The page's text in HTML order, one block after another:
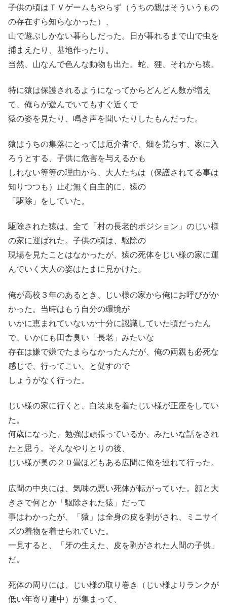
子供の頃はＴＶゲームもやらず（うちの親はそういうもの
の存在すら知らなかった）、
山で遊ぶしかない暮らしだった。日が暮れるまで山で虫を
捕まえたり、基地作ったり。
当然、山なんで色んな動物も出た。蛇、狸、それから猿。
特に猿は保護されるようになってからどんどん数が増え
て、俺らが遊んでいてもすぐ近くで
猿の姿を見たり、鳴き声を聞いたりしたもんだった。
猿はうちの集落にとっては厄介者で、畑を荒らす、家に入
ろうとする、子供に危害を与えるかも
しれない等等の理由から、大人たちは（保護されてる事は
知りつつも）止む無く自主的に、猿の
「駆除」をしていた。
駆除された猿は、全て「村の長老的ポジション」のじい様
の家に運ばれた。子供の頃は、駆除の
現場を見たことはなかったが、猿の死体をじい様の家に運
んでいく大人の姿はたまに見かけた。
俺が高校３年のあるとき、じい様の家から俺にお呼びがか
かった。当時はもう自分の環境が
いかに恵まれていないか十分に認識していた頃だったん
で、いかにも田舎臭い「長老」みたいな
存在は嫌で嫌でたまらなかったんだが、俺の両親も必死な
感じで、行ってこい、と促すので
しょうがなく行った。
じい様の家に行くと、白装束を着たじい様が正座をしてい
た。
何歳になった、勉強は頑張っているか、みたいな話をされ
たと思う。そんなやりとりの後、
じい様が奥の２０畳ほどもある広間に俺を連れて行った。
広間の中央には、気味の悪い死体が転がっていた。顔と大
きさで何とか「駆除された猿」だって
事はわかったが、「猿」は全身の皮を剥がされ、ミニサイ
ズの着物を着せられていた。
一見すると、「牙の生えた、皮を剥がされた人間の子供」
だ。
死体の周りには、じい様の取り巻き（じい様よりランクが
低い年寄り連中）が集まって、